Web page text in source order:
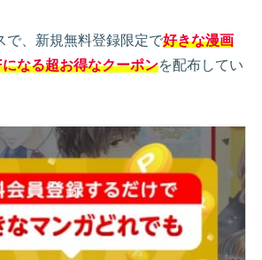
で、新規無料登録限定で好きな漫画
なる超お得なクーポンを配布してい